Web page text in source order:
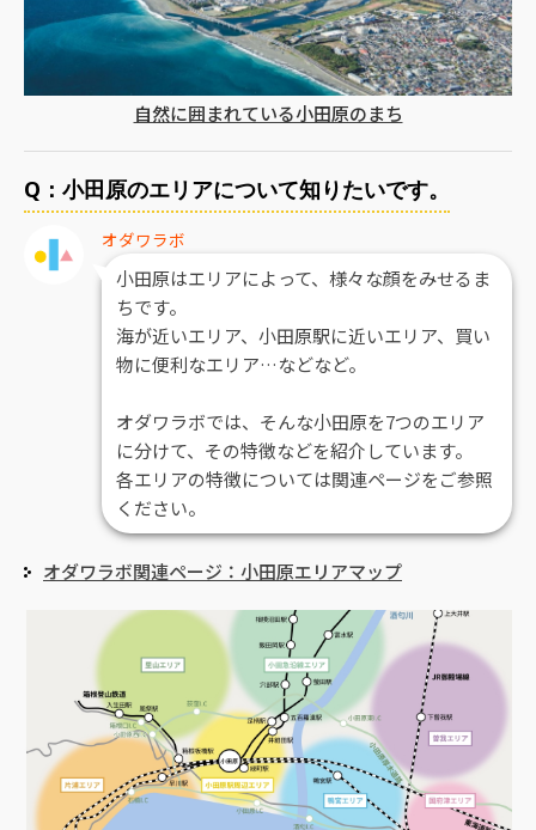
自然に囲まれている小田原のまち
Q：小田原のエリアについて知りたいです。
オダワラボ
小田原はエリアによって、様々な顔をみせるま
ちです。
海が近いエリア、小田原駅に近いエリア、買い
物に便利なエリア…などなど。
オダワラボでは、そんな小田原を7つのエリア
に分けて、その特徴などを紹介しています。
各エリアの特徴については関連ページをご参照
ください。
オダワラボ関連ページ：小田原エリアマップ